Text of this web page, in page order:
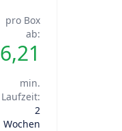
pro Box
ab:
6,21
min.
Laufzeit:
2
Wochen